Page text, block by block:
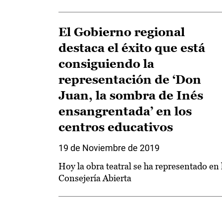
El Gobierno regional
destaca el éxito que está
consiguiendo la
representación de ‘Don
Juan, la sombra de Inés
ensangrentada’ en los
centros educativos
19 de Noviembre de 2019
Hoy la obra teatral se ha representado en
Consejería Abierta